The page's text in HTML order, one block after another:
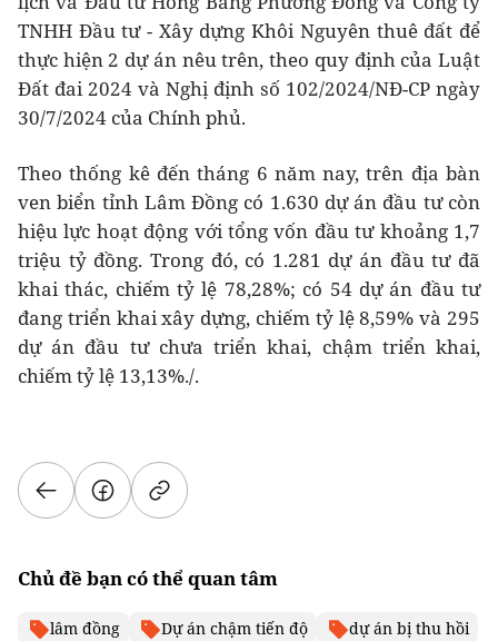
TNHH Đầu tư - Xây dựng Khôi Nguyên thuê đất để
thực hiện 2 dự án nêu trên, theo quy định của Luật
Đất đai 2024 và Nghị định số 102/2024/NĐ-CP ngày
30/7/2024 của Chính phủ.
Theo thống kê đến tháng 6 năm nay, trên địa bàn
ven biển tỉnh Lâm Đồng có 1.630 dự án đầu tư còn
hiệu lực hoạt động với tổng vốn đầu tư khoảng 1,7
triệu tỷ đồng. Trong đó, có 1.281 dự án đầu tư đã
khai thác, chiếm tỷ lệ 78,28%; có 54 dự án đầu tư
đang triển khai xây dựng, chiếm tỷ lệ 8,59% và 295
dự án đầu tư chưa triển khai, chậm triển khai,
chiếm tỷ lệ 13,13%./.
Chủ đề bạn có thể quan tâm
lâm đồng Dự án chậm tiến độ
dự án bị thu hồi